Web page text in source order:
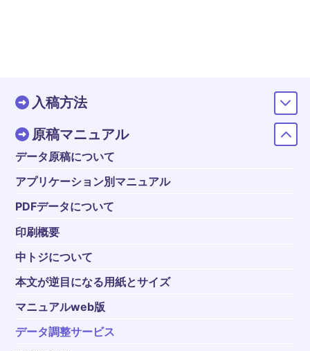
入稿方法
原稿マニュアル
データ原稿について
アプリケーション別マニュアル
PDFデータについて
印刷概要
中トジについて
本文が逆目になる用紙とサイズ
マニュアルweb版
データ調整サービス